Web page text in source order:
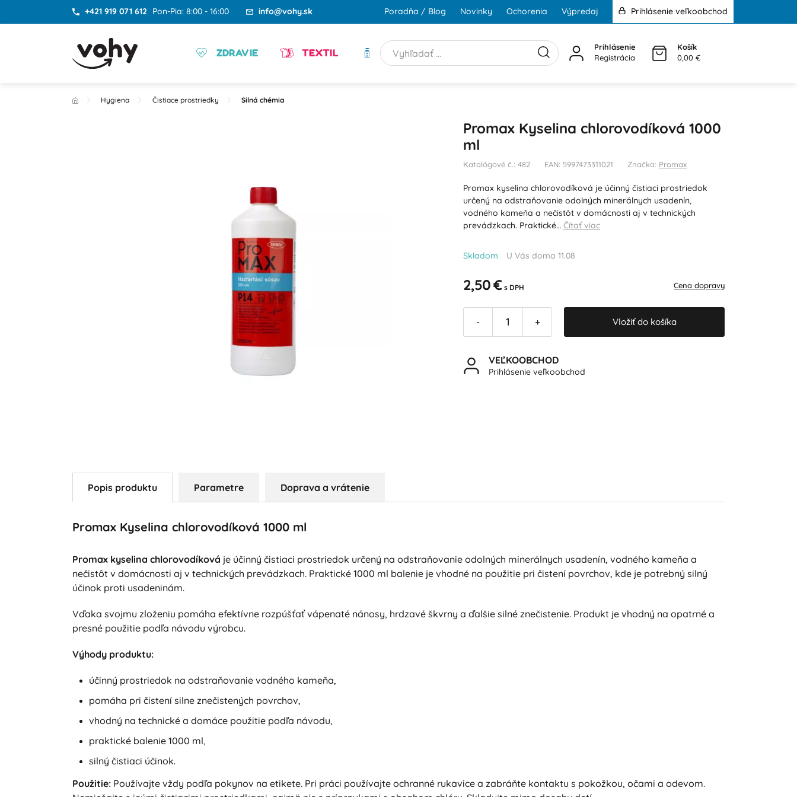
+421 919 071 612 Pon-Pia: 8:00 - 16:00 info@vohy.sk Poradňa / Blog Novinky Ochorenia Výpredaj Prihlásenie veľkoobchod
ZDRAVIE TEXTIL HYGIENA
Prihlásenie
Registrácia
Košík
0,00 €
Hygiena Čistiace prostriedky Silná chémia
Promax Kyselina chlorovodíková 1000
ml
Katalógové č.: 482 EAN: 5997473311021 Značka: Promax
Promax kyselina chlorovodíková je účinný čistiaci prostriedok
určený na odstraňovanie odolných minerálnych usadenín,
vodného kameňa a nečistôt v domácnosti aj v technických
prevádzkach. Praktické…Čítať viac
Skladom U Vás doma 11.08
2,50 € s DPH Cena dopravy
- + Vložiť do košíka
VEĽKOOBCHOD
Prihlásenie veľkoobchod
Popis produktu Parametre Doprava a vrátenie
Promax Kyselina chlorovodíková 1000 ml
Promax kyselina chlorovodíková je účinný čistiaci prostriedok určený na odstraňovanie odolných minerálnych usadenín, vodného kameňa a
nečistôt v domácnosti aj v technických prevádzkach. Praktické 1000 ml balenie je vhodné na použitie pri čistení povrchov, kde je potrebný silný
účinok proti usadeninám.
Vďaka svojmu zloženiu pomáha efektívne rozpúšťať vápenaté nánosy, hrdzavé škvrny a ďalšie silné znečistenie. Produkt je vhodný na opatrné a
presné použitie podľa návodu výrobcu.
Výhody produktu:
účinný prostriedok na odstraňovanie vodného kameňa,
pomáha pri čistení silne znečistených povrchov,
vhodný na technické a domáce použitie podľa návodu,
praktické balenie 1000 ml,
silný čistiaci účinok.
Použitie:Používajte vždy podľa pokynov na etikete. Pri práci používajte ochranné rukavice a zabráňte kontaktu s pokožkou, očami a odevom.